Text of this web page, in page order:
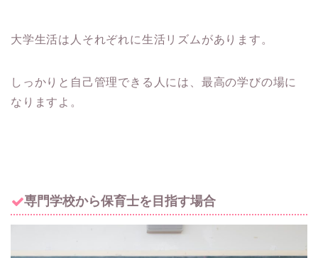
大学生活は人それぞれに生活リズムがあります。
しっかりと自己管理できる人には、最高の学びの場に
なりますよ。
専門学校から保育士を目指す場合